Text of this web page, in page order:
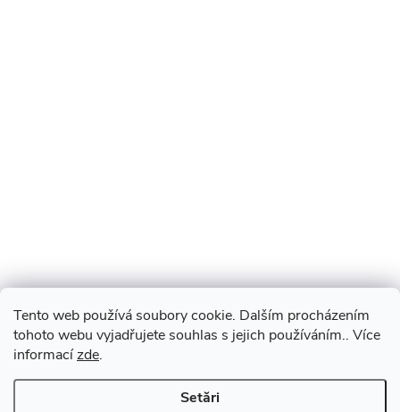
Tento web používá soubory cookie. Dalším procházením
tohoto webu vyjadřujete souhlas s jejich používáním.. Více
informacízde.
Setări